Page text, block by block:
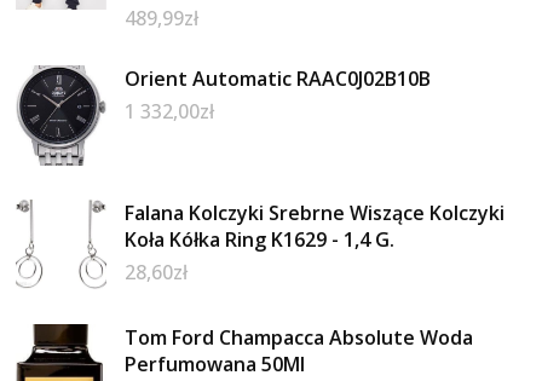
489,99zł
Orient Automatic RAAC0J02B10B
1 332,00zł
Falana Kolczyki Srebrne Wiszące Kolczyki
Koła Kółka Ring K1629 - 1,4 G.
28,60zł
Tom Ford Champacca Absolute Woda
Perfumowana 50Ml